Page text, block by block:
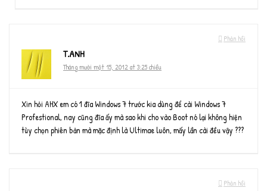
Phản hồi
T.ANH
Tháng mười một 15, 2012 at 3:25 chiều
Xin hỏi AHX em có 1 đĩa Windows 7 trước kia dùng để cài Windows 7
Profestional, nay cũng đĩa ấy mà sao khi cho vào Boot nó lại không hiện
tùy chọn phiên bản mà mặc định là Ultimae luôn, mấy lần cài đều vậy ???
Phản hồi